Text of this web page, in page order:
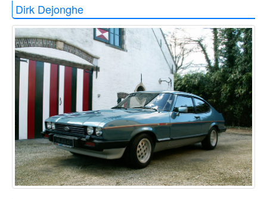
Dirk Dejonghe